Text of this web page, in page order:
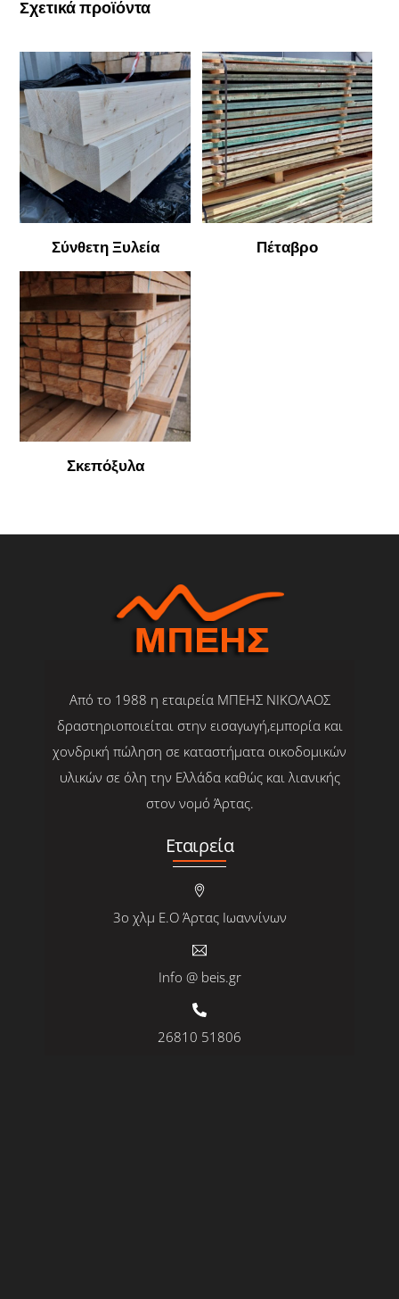
Σχετικά προϊόντα
Σύνθετη Ξυλεία Πέταβρο
Σκεπόξυλα
Από το 1988 η εταιρεία ΜΠΕΗΣ ΝΙΚΟΛΑΟΣ
δραστηριοποιείται στην εισαγωγή,εμπορία και
χονδρική πώληση σε καταστήματα οικοδομικών
υλικών σε όλη την Ελλάδα καθώς και λιανικής
στον νομό Άρτας.
Εταιρεία
3ο χλμ Ε.Ο Άρτας Ιωαννίνων
Info @ beis.gr
26810 51806